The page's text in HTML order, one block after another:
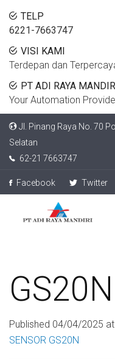
TELP
6221-7663747
VISI KAMI
Terdepan dan
PT ADI RAYA
Your Automation
Jl. Pinang Raya No. 70
Selatan
62-21 7663747
Facebook Twitter
GS20N
Published 04/04/2025 at
SENSOR GS20N